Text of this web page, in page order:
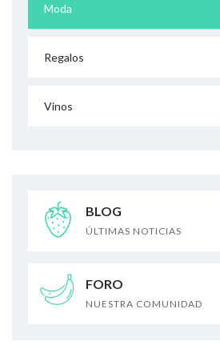
Moda
Regalos
Vinos
BLOG
ÚLTIMAS NOTICIAS
FORO
NUESTRA COMUNIDAD